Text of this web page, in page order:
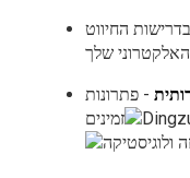
החיווט
האלקטרוני שלך
- פתרונות OEM/ODM
זמינים